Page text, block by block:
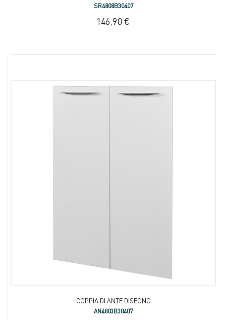
SR4808B30407
146,90 €
COPPIA DI ANTE DISEGNO
AN4803B30407